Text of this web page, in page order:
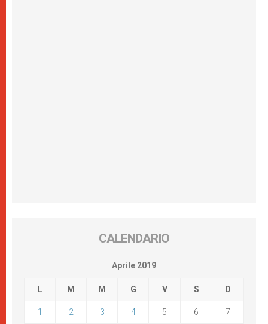
CALENDARIO
Aprile 2019
L M M G V S D
1 2 3 4 5 6 7